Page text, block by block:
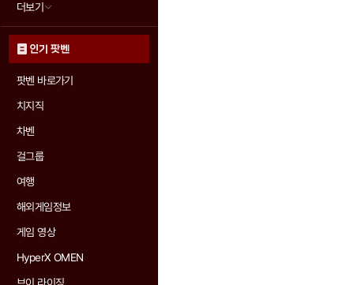
더보기
인기 팟벤
팟벤 바로가기
치지직
차벤
걸그룹
여행
해외게임정보
게임 영상
HyperX OMEN